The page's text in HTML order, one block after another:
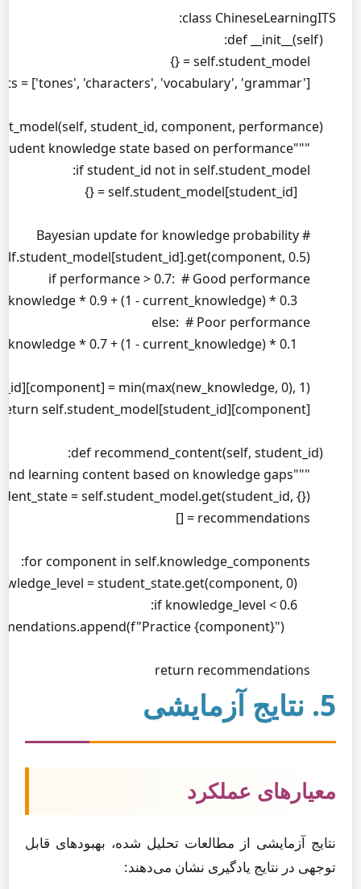
5. نتایج آزمایشی
معیارهای عملکرد
نتایج آزمایشی از مطالعات تحلیل شده، بهبودهای قابل
توجهی در نتایج یادگیری نشان می‌دهند: